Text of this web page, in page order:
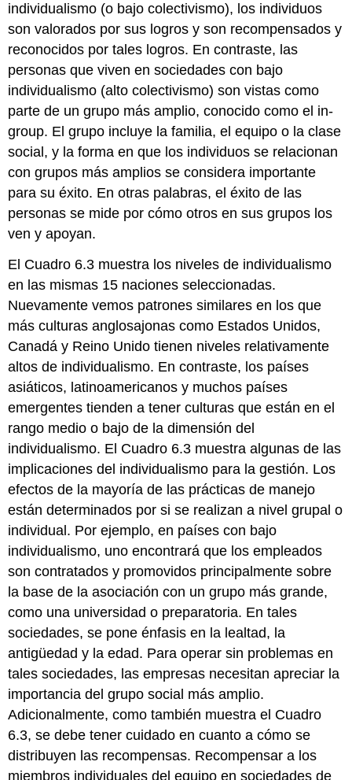
individualismo (o bajo colectivismo), los individuos
son valorados por sus logros y son recompensados y
reconocidos por tales logros. En contraste, las
personas que viven en sociedades con bajo
individualismo (alto colectivismo) son vistas como
parte de un grupo más amplio, conocido como el in-
group. El grupo incluye la familia, el equipo o la clase
social, y la forma en que los individuos se relacionan
con grupos más amplios se considera importante
para su éxito. En otras palabras, el éxito de las
personas se mide por cómo otros en sus grupos los
ven y apoyan.
El Cuadro 6.3 muestra los niveles de individualismo
en las mismas 15 naciones seleccionadas.
Nuevamente vemos patrones similares en los que
más culturas anglosajonas como Estados Unidos,
Canadá y Reino Unido tienen niveles relativamente
altos de individualismo. En contraste, los países
asiáticos, latinoamericanos y muchos países
emergentes tienden a tener culturas que están en el
rango medio o bajo de la dimensión del
individualismo. El Cuadro 6.3 muestra algunas de las
implicaciones del individualismo para la gestión. Los
efectos de la mayoría de las prácticas de manejo
están determinados por si se realizan a nivel grupal o
individual. Por ejemplo, en países con bajo
individualismo, uno encontrará que los empleados
son contratados y promovidos principalmente sobre
la base de la asociación con un grupo más grande,
como una universidad o preparatoria. En tales
sociedades, se pone énfasis en la lealtad, la
antigüedad y la edad. Para operar sin problemas en
tales sociedades, las empresas necesitan apreciar la
importancia del grupo social más amplio.
Adicionalmente, como también muestra el Cuadro
6.3, se debe tener cuidado en cuanto a cómo se
distribuyen las recompensas. Recompensar a los
miembros individuales del equipo en sociedades de